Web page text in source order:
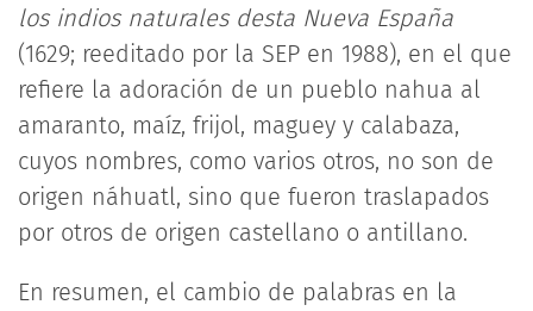
los indios naturales desta Nueva España
(1629; reeditado por la SEP en 1988), en el que
refiere la adoración de un pueblo nahua al
amaranto, maíz, frijol, maguey y calabaza,
cuyos nombres, como varios otros, no son de
origen náhuatl, sino que fueron traslapados
por otros de origen castellano o antillano.
En resumen, el cambio de palabras en la